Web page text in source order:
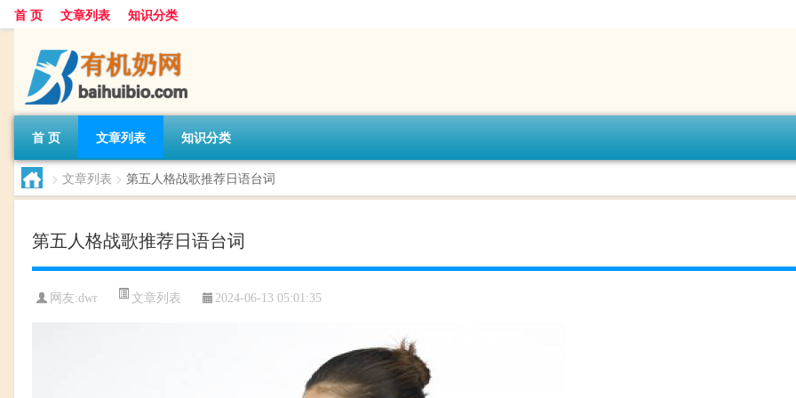
首 页 文章列表 知识分类
首 页 文章列表 知识分类
> 文章列表 > 第五人格战歌推荐日语台词
第五人格战歌推荐日语台词
网友:dwr 文章列表 2024-06-13 05:01:35